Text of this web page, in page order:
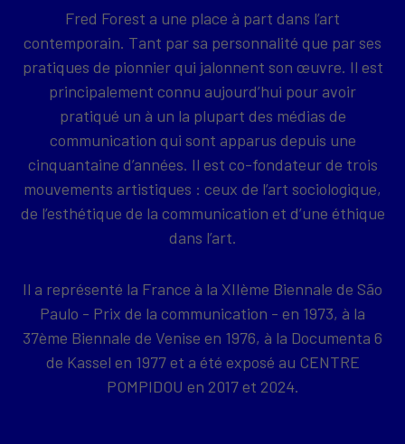
Fred Forest a une place à part dans l’art
contemporain. Tant par sa personnalité que par ses
pratiques de pionnier qui jalonnent son œuvre. Il est
principalement connu aujourd’hui pour avoir
pratiqué un à un la plupart des médias de
communication qui sont apparus depuis une
cinquantaine d’années. Il est co-fondateur de trois
mouvements artistiques : ceux de l’art sociologique,
de l’esthétique de la communication et d’une éthique
dans l’art.
Il a représenté la France à la XIIème Biennale de São
Paulo - Prix de la communication - en 1973, à la
37ème Biennale de Venise en 1976, à la Documenta 6
de Kassel en 1977 et a été exposé au CENTRE
POMPIDOU en 2017 et 2024.